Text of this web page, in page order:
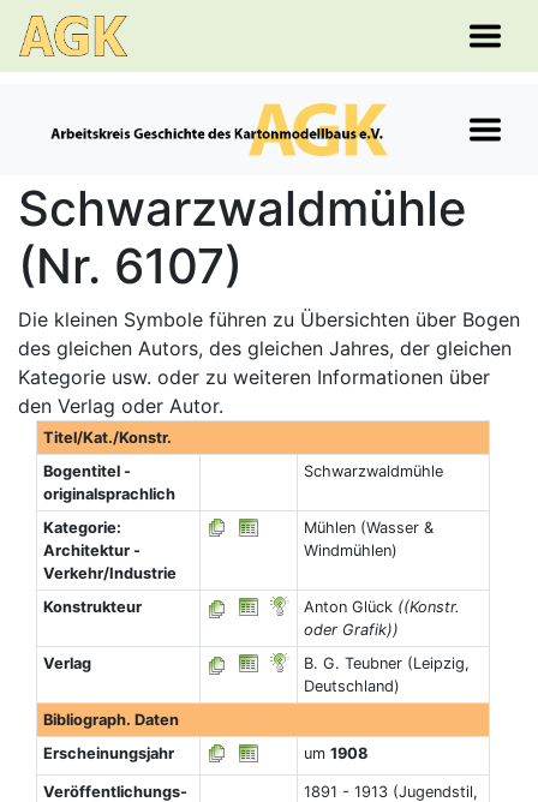
Schwarzwaldmühle
(Nr. 6107)
Die kleinen Symbole führen zu Übersichten über Bogen
des gleichen Autors, des gleichen Jahres, der gleichen
Kategorie usw. oder zu weiteren Informationen über
den Verlag oder Autor.
Titel/Kat./Konstr.
Bogentitel -
originalsprachlich
Schwarzwaldmühle
Kategorie:
Architektur -
Verkehr/Industrie
Mühlen (Wasser &
Windmühlen)
Konstrukteur Anton Glück ((Konstr.
oder Grafik))
Verlag
B. G. Teubner (Leipzig,
Deutschland)
Bibliograph. Daten
Erscheinungsjahr
um 1908
Veröffentlichungs-
1891 - 1913 (Jugendstil,